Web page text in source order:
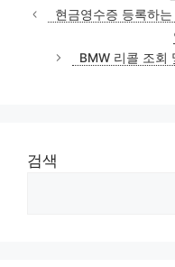
현금영수증 등록하
BMW 리콜 조회
검색